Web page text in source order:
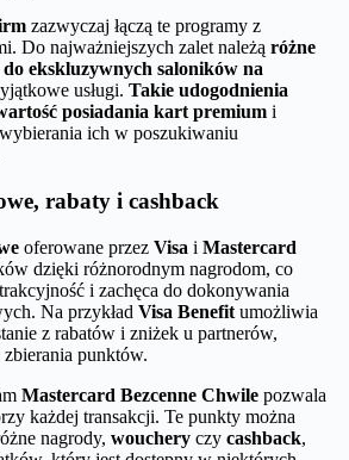
zazwyczaj łączą te programy z
Do najważniejszych zalet należą różne
do ekskluzywnych saloników na
usługi. Takie udogodnienia
posiadania kart premium i
ich w poszukiwaniu
rabaty i cashback
oferowane przez Visa i Mastercard
dzięki różnorodnym nagrodom, co
i zachęca do dokonywania
Na przykład Visa Benefit umożliwia
z rabatów i zniżek u partnerów,
punktów.
Mastercard Bezcenne Chwile pozwala
każdej transakcji. Te punkty można
nagrody, wouchery czy cashback,